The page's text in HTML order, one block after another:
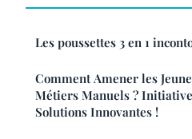
Les poussettes 3 en 1
Comment Amener les
Métiers Manuels ?
Solutions Innovantes !